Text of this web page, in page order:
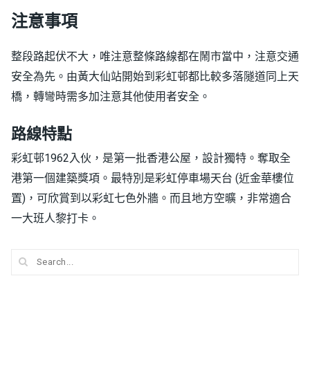
注意事項
整段路起伏不大，唯注意整條路線都在鬧市當中，注意交通
安全為先。由黃大仙站開始到彩虹邨都比較多落隧道同上天
橋，轉彎時需多加注意其他使用者安全。
路線特點
彩虹邨1962入伙，是第一批香港公屋，設計獨特。奪取全
港第一個建築獎項。最特別是彩虹停車場天台 (近金華樓位
置)，可欣賞到以彩虹七色外牆。而且地方空曠，非常適合
一大班人黎打卡。